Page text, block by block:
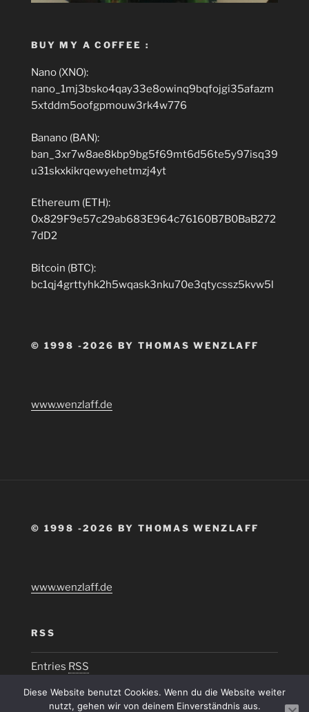
BUY MY A COFFEE :
Nano (XNO):
nano_1mj3bsko4qay33e8owinq9bqfojgi35afazm
5xtddm5oofgpmouw3rk4w776
Banano (BAN):
ban_3xr7w8ae8kbp9bg5f69mt6d56te5y97isq39
u31skxkikrqewyehetmzj4yt
Ethereum (ETH):
0x829F9e57c29ab683E964c76160B7B0BaB272
7dD2
Bitcoin (BTC):
bc1qj4grttyhk2h5wqask3nku70e3qtycssz5kvw5l
© 1998 -2026 BY THOMAS WENZLAFF
www.wenzlaff.de
© 1998 -2026 BY THOMAS WENZLAFF
www.wenzlaff.de
RSS
Entries RSS
Diese Website benutzt Cookies. Wenn du die Website weiter
nutzt, gehen wir von deinem Einverständnis aus.